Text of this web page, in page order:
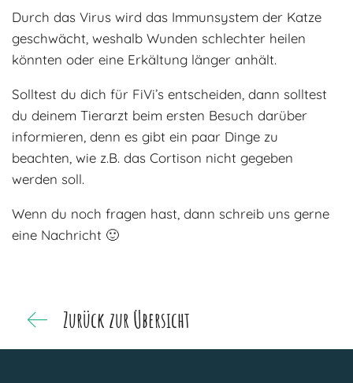
Durch das Virus wird das Immunsystem der Katze
geschwächt, weshalb Wunden schlechter heilen
könnten oder eine Erkältung länger anhält.
Solltest du dich für FiVi’s entscheiden, dann solltest
du deinem Tierarzt beim ersten Besuch darüber
informieren, denn es gibt ein paar Dinge zu
beachten, wie z.B. das Cortison nicht gegeben
werden soll.
Wenn du noch fragen hast, dann schreib uns gerne
eine Nachricht 🙂
Zurück zur Übersicht